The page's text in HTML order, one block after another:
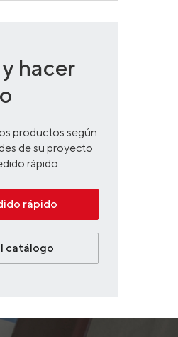
hacer
productos según
de su proyecto
rápido
rápido
catálogo